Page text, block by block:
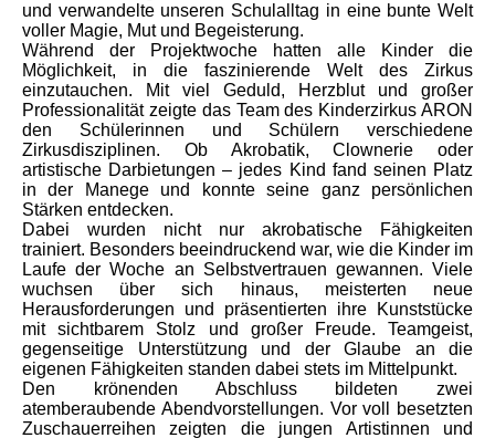
und verwandelte unseren Schulalltag in eine bunte Welt
voller Magie, Mut und Begeisterung.
Während der Projektwoche hatten alle Kinder die
Möglichkeit, in die faszinierende Welt des Zirkus
einzutauchen. Mit viel Geduld, Herzblut und großer
Professionalität zeigte das Team des Kinderzirkus ARON
den Schülerinnen und Schülern verschiedene
Zirkusdisziplinen. Ob Akrobatik, Clownerie oder
artistische Darbietungen – jedes Kind fand seinen Platz
in der Manege und konnte seine ganz persönlichen
Stärken entdecken.
Dabei wurden nicht nur akrobatische Fähigkeiten
trainiert. Besonders beeindruckend war, wie die Kinder im
Laufe der Woche an Selbstvertrauen gewannen. Viele
wuchsen über sich hinaus, meisterten neue
Herausforderungen und präsentierten ihre Kunststücke
mit sichtbarem Stolz und großer Freude. Teamgeist,
gegenseitige Unterstützung und der Glaube an die
eigenen Fähigkeiten standen dabei stets im Mittelpunkt.
Den krönenden Abschluss bildeten zwei
atemberaubende Abendvorstellungen. Vor voll besetzten
Zuschauerreihen zeigten die jungen Artistinnen und